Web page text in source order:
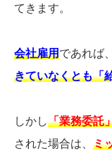
てきます。
会社雇用であれば
きていなくとも「
しかし「業務委託
された場合は、 ミ